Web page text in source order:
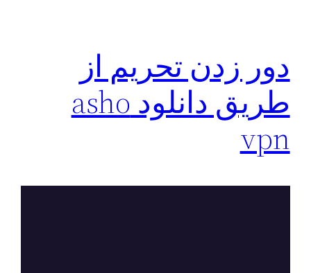
دور زدن تحریم از
طریق دانلود asho
vpn